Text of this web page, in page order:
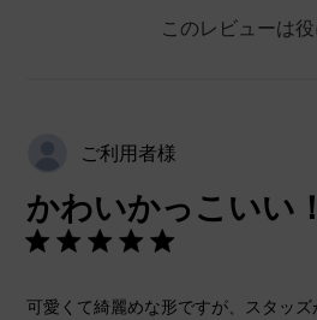
このレビューは
ご利用者様
かわいかっこいい！
可愛くて綺麗めな形ですが、スタッ